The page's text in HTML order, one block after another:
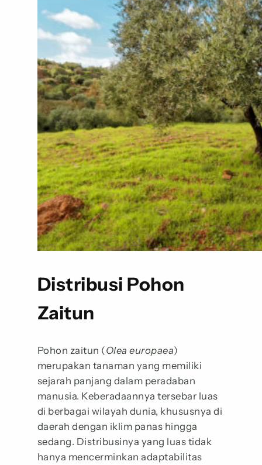
Distribusi Pohon
Zaitun
Pohon zaitun (Olea europaea)
merupakan tanaman yang memiliki
sejarah panjang dalam peradaban
manusia. Keberadaannya tersebar luas
di berbagai wilayah dunia, khususnya di
daerah dengan iklim panas hingga
sedang. Distribusinya yang luas tidak
hanya mencerminkan adaptabilitas